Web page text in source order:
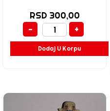
RSD 300,00
-
+
Dodaj U Korpu